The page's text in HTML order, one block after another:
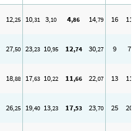
12,25 10,31 3,10 4,86 14,79 16 11
27,50 23,23 10,95 12,74 30,27 9 7
18,88 17,63 10,22 11,66 22,07 13 11
26,25 19,40 13,23 17,53 23,70 25 20